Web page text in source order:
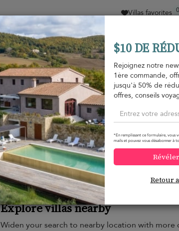
Villas favorites 0
Trier par Fourchette de prix Collections
Voulez-vous plus d'options ?
Nous avons trouvé plusieurs alternatives qui
Explore villas nearby
Widen your search to nearby location with more
$10 DE
Rejoignez notre
1ère commande,
jusqu'à 50% de
offres, conseils
*En remplissant ce formulaire, vous
mails et pouvez vous désabonner à
Retour